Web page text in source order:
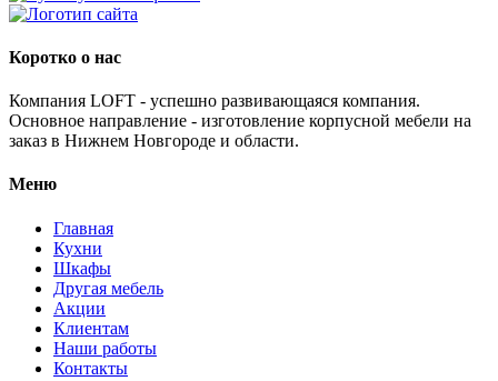
Коротко о нас
Компания LOFT - успешно развивающаяся компания.
Основное направление - изготовление корпусной мебели на
заказ в Нижнем Новгороде и области.
Меню
Главная
Кухни
Шкафы
Другая мебель
Акции
Клиентам
Наши работы
Контакты